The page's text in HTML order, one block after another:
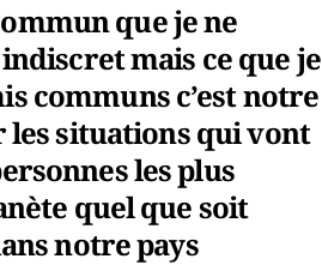
que je ne
mais ce que je
communs c’est notre
situations qui vont
les plus
quel que soit
notre pays